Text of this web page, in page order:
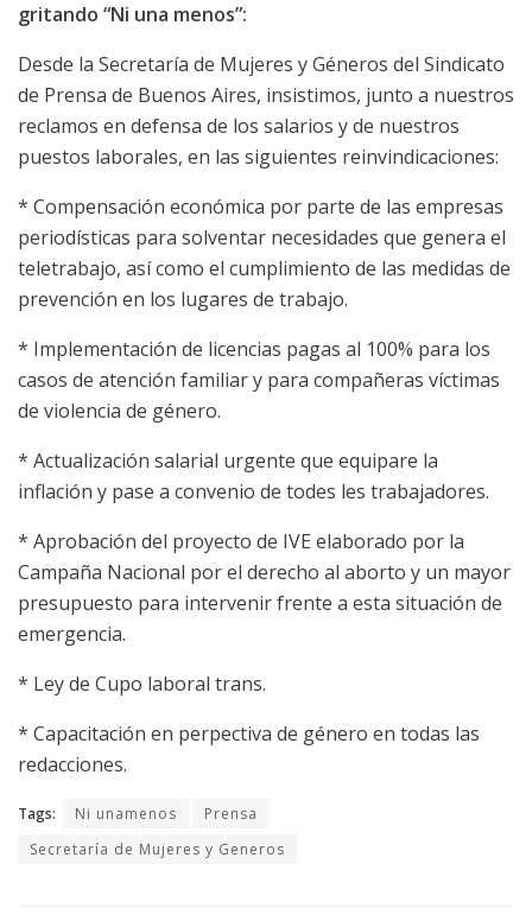
gritando “Ni una menos”:
Desde la Secretaría de Mujeres y Géneros del Sindicato
de Prensa de Buenos Aires, insistimos, junto a nuestros
reclamos en defensa de los salarios y de nuestros
puestos laborales, en las siguientes reinvindicaciones:
* Compensación económica por parte de las empresas
periodísticas para solventar necesidades que genera el
teletrabajo, así como el cumplimiento de las medidas de
prevención en los lugares de trabajo.
* Implementación de licencias pagas al 100% para los
casos de atención familiar y para compañeras víctimas
de violencia de género.
* Actualización salarial urgente que equipare la
inflación y pase a convenio de todes les trabajadores.
* Aprobación del proyecto de IVE elaborado por la
Campaña Nacional por el derecho al aborto y un mayor
presupuesto para intervenir frente a esta situación de
emergencia.
* Ley de Cupo laboral trans.
* Capacitación en perpectiva de género en todas las
redacciones.
Tags: Ni unamenos
Prensa
Secretaría de Mujeres y Generos